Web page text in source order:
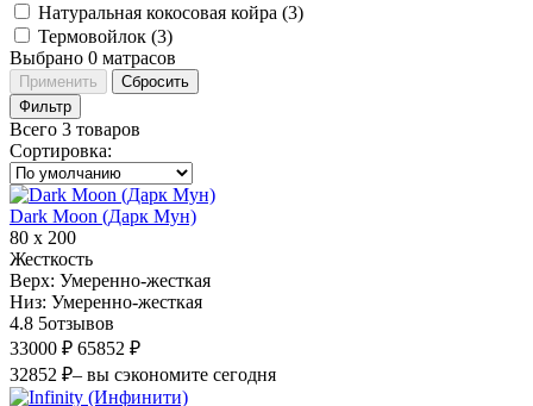
Натуральная кокосовая койра (3)
Термовойлок (3)
Выбрано 0 матрасов
Применить
Сбросить
Фильтр
Всего 3 товаров
Сортировка:
Dark Moon (Дарк Мун)
80 х 200
Жесткость
Верх: Умеренно-жесткая
Низ: Умеренно-жесткая
4.8 5отзывов
33000 ₽ 65852 ₽
32852 ₽– вы сэкономите сегодня